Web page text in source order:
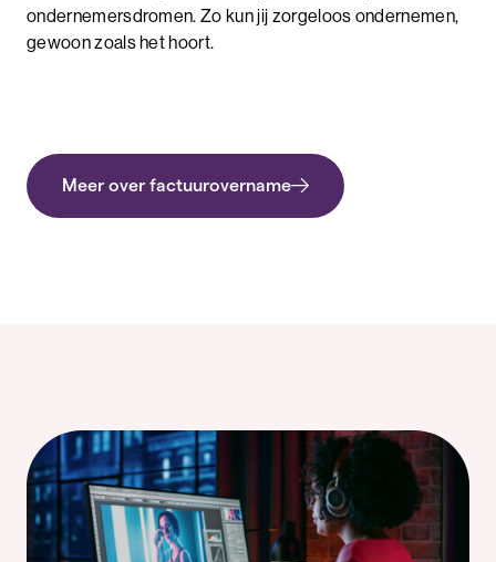
ondernemersdromen. Zo kun jij zorgeloos ondernemen,
gewoon zoals het hoort.
Meer over factuurovername